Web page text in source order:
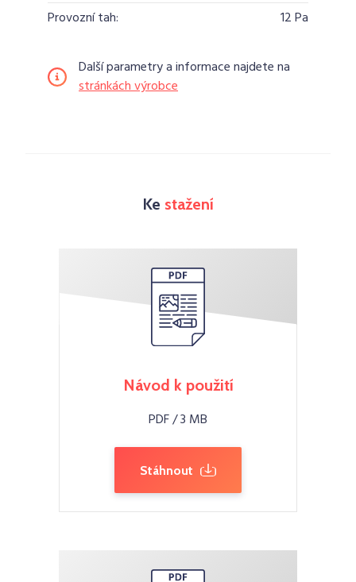
Provozní tah: 12 Pa
Další parametry a informace najdete na
stránkách výrobce
Ke stažení
Návod k použití
PDF / 3 MB
Stáhnout